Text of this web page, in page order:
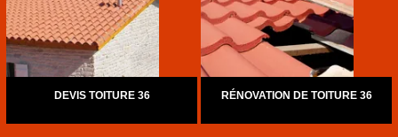
DEVIS TOITURE 36 RÉNOVATION DE TOITURE 36